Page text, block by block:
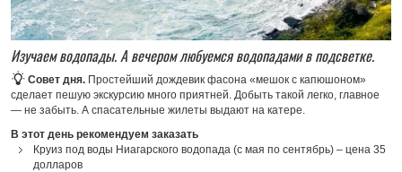
Изучаем водопады. А вечером любуемся водопадами в подсветке.
Совет дня. Простейший дождевик фасона «мешок с капюшоном»
сделает пешую экскурсию много приятней. Добыть такой легко, главное
— не забыть. А спасательные жилеты выдают на катере.
В этот день рекомендуем заказать
Круиз под воды Ниагарского водопада (с мая по сентябрь) – цена 35
долларов